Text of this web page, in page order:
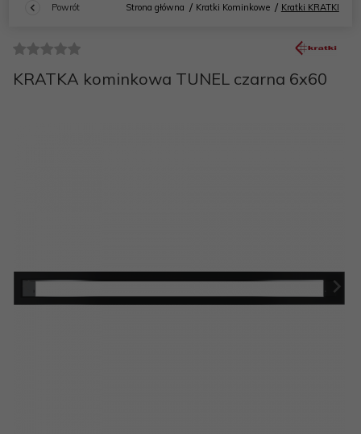
Powrót Strona główna Kratki Kominkowe Kratki KRATKI
KRATKA kominkowa TUNEL czarna 6x60